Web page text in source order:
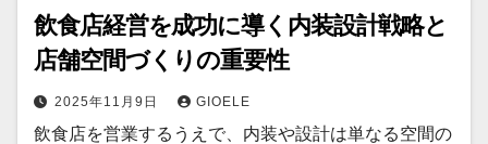
飲食店経営を成功に導く内装設計戦略と
店舗空間づくりの重要性
2025年11月9日 GIOELE
飲食店を営業するうえで、内装や設計は単なる空間の